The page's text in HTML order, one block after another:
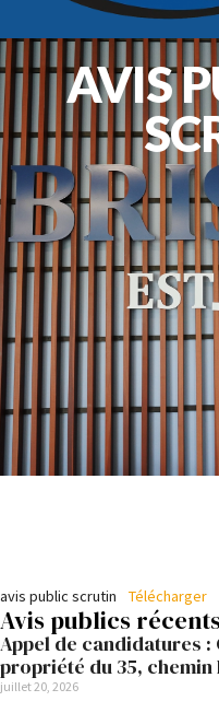
AVIS
avis public scrutin Télécharger
Avis publics
Appel de candidatures
propriété du 35,
juillet 20, 2026